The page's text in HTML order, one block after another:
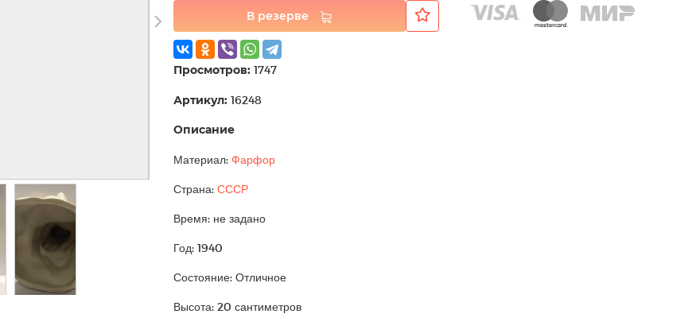
В резерве
Просмотров: 1747
Артикул: 16248
Описание
Материал: Фарфор
Страна: СССР
Время: не задано
Год: 1940
Состояние: Отличное
Высота: 20 сантиметров